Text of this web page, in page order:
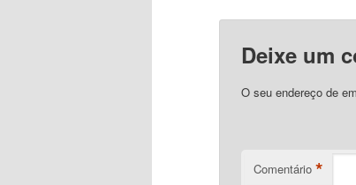
Deixe um
O seu endereço de
Comentário *